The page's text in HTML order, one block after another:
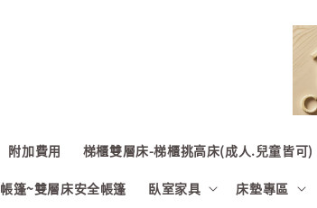
附加費用 梯櫃雙層床-梯櫃挑高床(成人.兒童皆可)
帳篷~雙層床安全帳篷 臥室家具 床墊專區